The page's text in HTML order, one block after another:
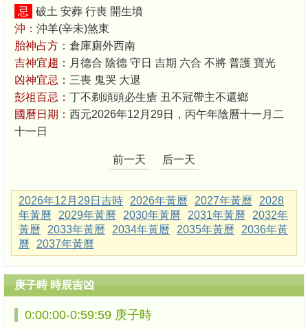
忌
破土 安葬 行喪 開生墳
沖： 沖羊(辛未)煞東
胎神占方： 倉庫廁外西南
吉神宜趨： 月德合 陰德 守日 吉期 六合 不將 普護 寶光
凶神宜忌： 三喪 鬼哭 大退
彭祖百忌： 丁不剃頭頭必生瘡 丑不冠帶主不還鄉
國曆日期： 西元2026年12月29日，丙午年陰曆十一月二
十一日
前一天 后一天
2026年12月29日吉時 2026年黃曆 2027年黃曆
2028
年黃曆
2029年黃曆 2030年黃曆 2031年黃曆
2032年
黃曆
2033年黃曆 2034年黃曆 2035年黃曆
2036年黃
曆
2037年黃曆
庚子時 時辰吉凶
0:00:00-0:59:59 庚子時